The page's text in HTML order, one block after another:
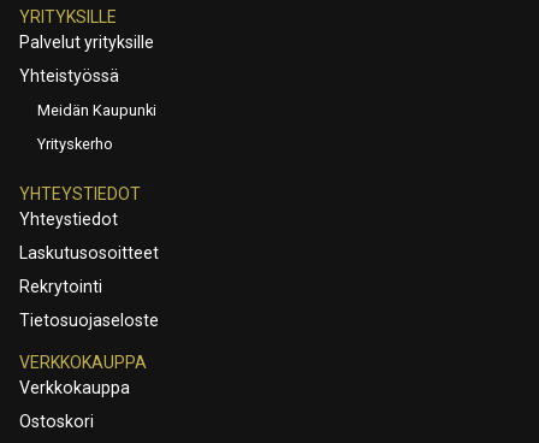
YRITYKSILLE
Palvelut yrityksille
Yhteistyössä
Meidän Kaupunki
Yrityskerho
YHTEYSTIEDOT
Yhteystiedot
Laskutusosoitteet
Rekrytointi
Tietosuojaseloste
VERKKOKAUPPA
Verkkokauppa
Ostoskori